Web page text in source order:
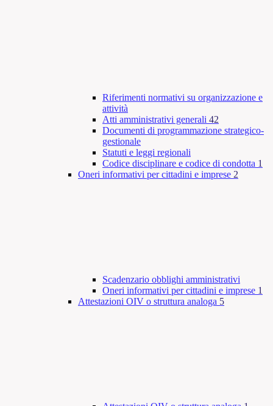
Riferimenti normativi su organizzazione e
attività
Atti amministrativi generali 42
Documenti di programmazione strategico-
gestionale
Statuti e leggi regionali
Codice disciplinare e codice di condotta 1
Oneri informativi per cittadini e imprese 2
Scadenzario obblighi amministrativi
Oneri informativi per cittadini e imprese 1
Attestazioni OIV o struttura analoga 5